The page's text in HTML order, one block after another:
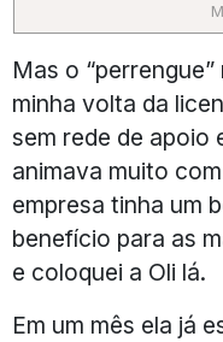
Mas o
minha volta da
sem rede de apoio
animava muito
empresa tinha um
benefício para as
e coloquei a Oli lá.
Em um mês ela já